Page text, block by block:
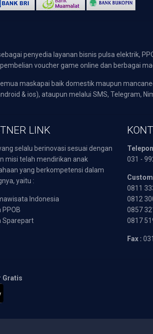
penyedia layanan bisnis pulsa elektrik,
pembelian voucher game online dan berbagai
maskapai baik domestik maupun
& ios), ataupun melalui SMS, Telegram,
LINK
selalu berinovasi sesuai dengan
misi telah mendirikan anak
yang berkompetensi dalam
yaitu :
Indonesia
PPOB
Sparepart
031 -
0811
0812
0857
0817
Fax :
Gratis